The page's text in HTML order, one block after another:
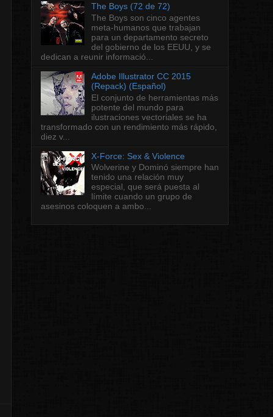
The Boys (72 de 72)
The Boys son cinco agentes
meta-humanos que trabajan
para un departamento secreto
del gobierno de los EEUU, y se
dedican a reunir informació...
Adobe Illustrator CC 2015
(Repack) (Español)
El conjunto de herramientas más
potente del mundo para
ilustraciones vectoriales se ha
transformado con un rendimiento más rápido,
diez v...
X-Force: Sex & Violence
Wolverine y Dominó siempre han
tenido una relación muy
especial, que será puesta al
límite cuando un grupo de
asesinos coloquen a ambo...